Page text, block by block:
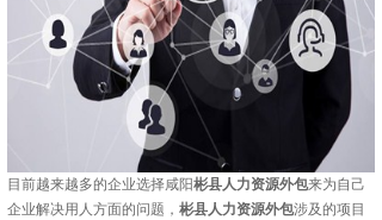
目前越来越多的企业选择咸阳彬县人力资源外包来为自己
企业解决用人方面的问题，彬县人力资源外包涉及的项目